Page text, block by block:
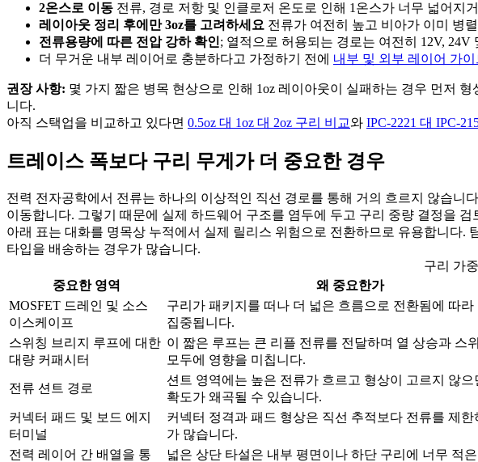
2온스로 이동 전류, 경로 저항 및 인클로저 온도로 인해 1온스가 너무 넓어지
레이아웃 정리 후에만 3oz를 고려하세요 전류가 여전히 높고 비아가 이미 병
전류용량에 따른 전압 강하 확인; 열적으로 허용되는 경로는 여전히 12V,
더 무거운 내부 레이어로 충분하다고 가정하기 전에 내부 및 외부 레이어 가이
권장 사항: 몇 가지 짧은 병목 현상으로 인해 1oz 레이아웃이 실패하는 경우 먼저
니다.
아직 스택업을 비교하고 있다면 0.5oz 대 1oz 대 2oz 구리 비교와 IPC-2221 대 IPC-
트레이스 폭보다 구리 무게가 더 중요한 경우
전력 전자공학에서 전류는 하나의 이상적인 직선 경로를 통해 거의 흐르지 않습니
이동합니다. 그렇기 때문에 실제 하드웨어 구조를 염두에 두고 구리 중량 결정을 검
아래 표는 대화를 명목상 누적에서 실제 릴리스 위험으로 전환하므로 유용합니다
타입을 배송하는 경우가 많습니다.
구리 가
중요한 영역
왜 중요한가
MOSFET 드레인 및 소스
이스케이프
구리가 패키지를 떠나 더 넓은 흐름으로 전환됨에 따라
집중됩니다.
스위칭 브리지 루프에 대한
대량 커패시터
이 짧은 루프는 큰 리플 전류를 전달하며 열 상승과 스
모두에 영향을 미칩니다.
전류 션트 경로
션트 영역에는 높은 전류가 흐르고 형상이 고르지 않으
확도가 왜곡될 수 있습니다.
커넥터 패드 및 보드 에지
터미널
커넥터 정격과 패드 형상은 직선 추적보다 전류를 제한
가 많습니다.
전력 레이어 간 배열을 통
넓은 상단 타설은 내부 평면이나 하단 구리에 너무 적은